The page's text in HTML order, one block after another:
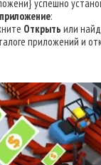
успешно
:
Открыть или
приложений и